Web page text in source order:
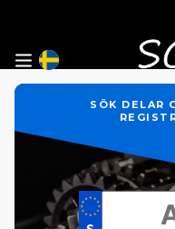
SÖK DELAR